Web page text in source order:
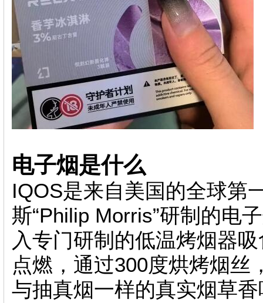
电子烟是什么
IQOS是来自美国的全球第
斯“Philip Morris”研制的电
入专门研制的低温烤烟器
点燃，通过300度烘烤烟丝
与抽真烟一样的真实烟草